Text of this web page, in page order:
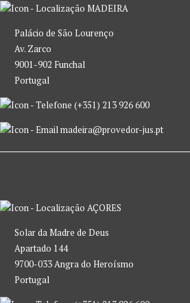
MADEIRA
Palácio de São Lourenço
Av. Zarco
9001-902 Funchal
Portugal
(+351) 213 926 600
madeira@provedor-jus.pt
AÇORES
Solar da Madre de Deus
Apartado 144
9700-033 Angra do Heroísmo
Portugal